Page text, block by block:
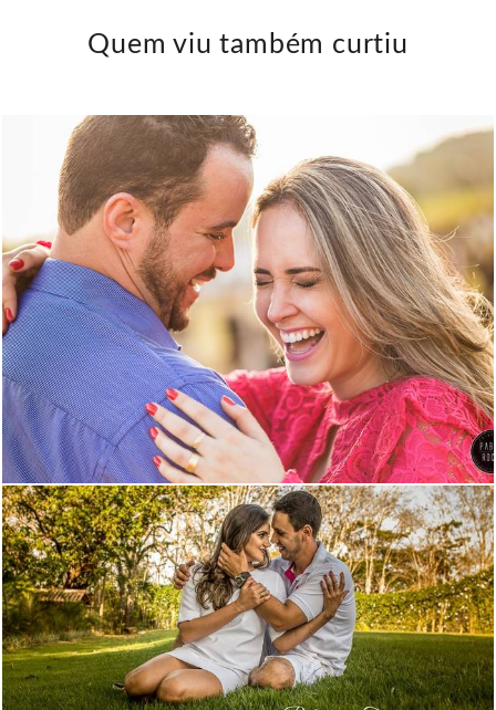
Quem viu também curtiu
188